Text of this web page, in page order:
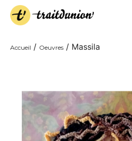
Accueil / Oeuvres / Massila